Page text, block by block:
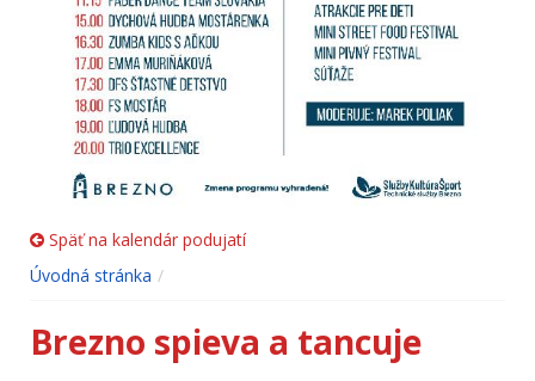
Späť na kalendár podujatí
Úvodná stránka
Brezno spieva a tancuje